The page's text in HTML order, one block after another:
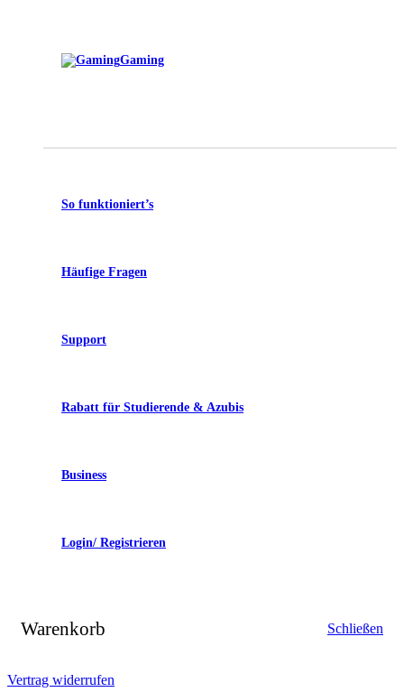
Gaming
So funktioniert’s
Häufige Fragen
Support
Rabatt für Studierende & Azubis
Business
Login/ Registrieren
Warenkorb Schließen
Vertrag widerrufen